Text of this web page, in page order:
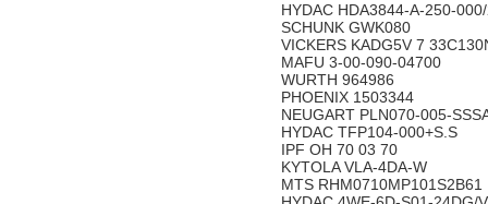
HYDAC HDA3844-A-250-
SCHUNK GWK080
VICKERS KADG5V 7
MAFU 3-00-090-04700
WURTH 964986
PHOENIX 1503344
NEUGART PLN070-005-
HYDAC TFP104-000+S.S
IPF OH 70 03 70
KYTOLA VLA-4DA-W
MTS RHM0710MP101S2B61